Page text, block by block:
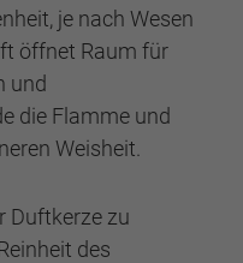
je nach Wesen
öffnet Raum für
und
die Flamme und
Weisheit.
Duftkerze zu
des